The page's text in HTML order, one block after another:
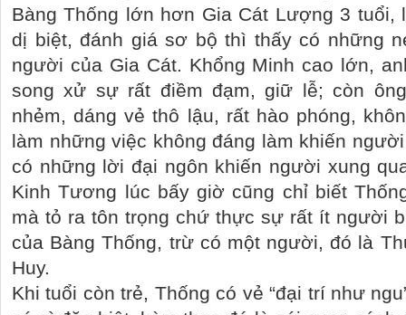
Bàng Thống lớn hơn Gia Cát Lượng 3
dị biệt, đánh giá sơ bộ thì thấy có những
người của Gia Cát. Khổng Minh cao lớn,
song xử sự rất điềm đạm, giữ lễ; còn
nhẻm, dáng vẻ thô lậu, rất hào phóng,
làm những việc không đáng làm khiến
có những lời đại ngôn khiến người xung
Kinh Tương lúc bấy giờ cũng chỉ biết
mà tỏ ra tôn trọng chứ thực sự rất ít người
của Bàng Thống, trừ có một người, đó là
Huy.
Khi tuổi còn trẻ, Thống có vẻ “đại trí như